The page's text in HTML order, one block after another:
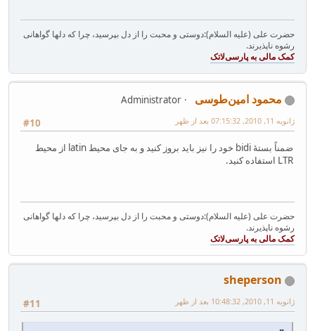
حضرت علی (علیه السلام):دوستی و محبت را از دل بپرسید، چرا که دلها گواهانی
رشوه ناپذیرند.
محمود امین‌طوسی
Administrator
#10
ژانویه 11, 2010, 07:15:32 بعد از ظهر
ضمناً بستهٔ bidi خود را نیز باید بروز کنید و به جای محیط latin از محیط
LTR استفاده کنید.
حضرت علی (علیه السلام):دوستی و محبت را از دل بپرسید، چرا که دلها گواهانی
رشوه ناپذیرند.
sheperson
#11 ژانویه 11, 2010, 10:48:32 بعد از ظهر